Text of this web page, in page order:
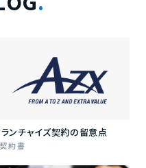
ンチャイズ契約の留意点
契約書